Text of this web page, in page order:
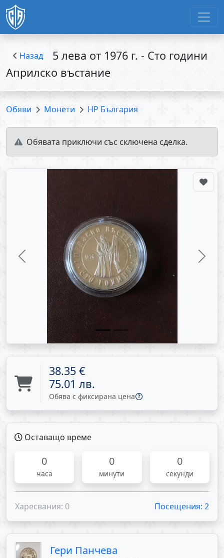
Назад
5 лева от 1976 г. - Сто години
Априлско въстание
Обяви Монети НР България
Обявата приключи със сключена сделка.
Previous Next
38.35 €
75.01 лв.
Обява с фиксирана цена
Оставащо време
0
часа
0
минути
0
секунди
Харесвания: 0 Посещения: 2
Гери Панчева